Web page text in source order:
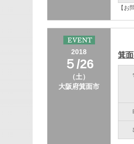
【
2018
５/26
（土）
大阪府箕面市
箕